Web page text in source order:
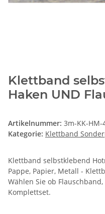
Klettband
Haken UND
Artikelnummer: 3m-KK-HM-
Kategorie: Klettband
Klettband selbstklebend
Pappe, Papier, Metall -
Wählen Sie ob
Komplettset.